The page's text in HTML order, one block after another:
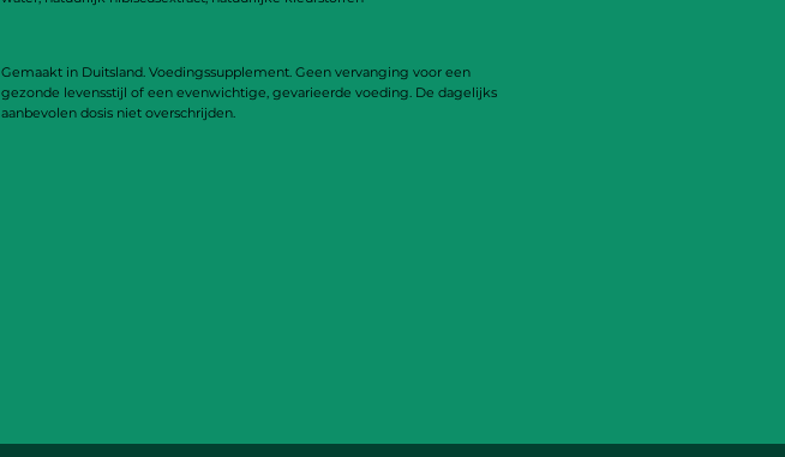
Gemaakt in Duitsland. Voedingssupplement. Geen vervanging voor een
gezonde levensstijl of een evenwichtige, gevarieerde voeding. De dagelijks
aanbevolen dosis niet overschrijden.